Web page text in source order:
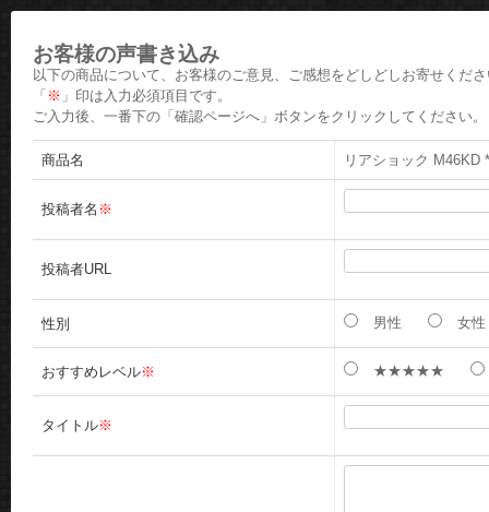
お客様の声書き込み
以下の商品について、お客様のご意見、ご感想をどしどしお寄せくだ
「 ※ 」印は入力必須項目です。
ご入力後、一番下の「確認ページへ」ボタンをクリックしてください。
商品名 リアショック M46KD
投稿者名 ※
投稿者URL
性別 男性 女性
おすすめレベル※ ★★★★★
タイトル※